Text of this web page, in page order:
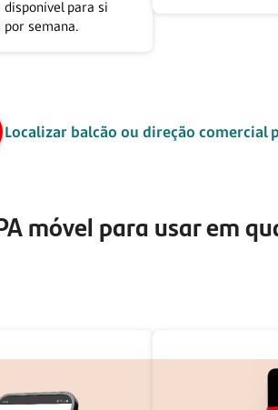
para si
por semana.
Localizar balcão ou direção comercial
móvel para usar em